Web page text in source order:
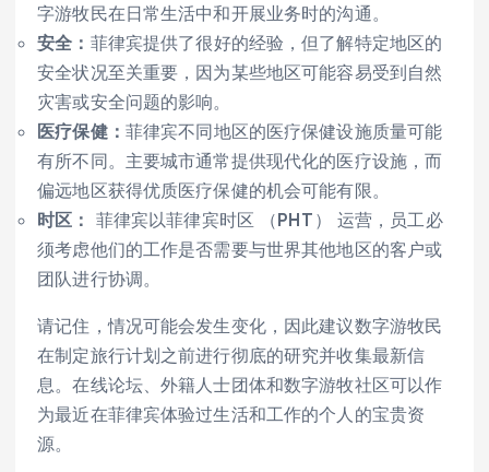
字游牧民在日常生活中和开展业务时的沟通。
安全： 菲律宾提供了很好的经验，但了解特定地区的
安全状况至关重要，因为某些地区可能容易受到自然
灾害或安全问题的影响。
医疗保健： 菲律宾不同地区的医疗保健设施质量可能
有所不同。主要城市通常提供现代化的医疗设施，而
偏远地区获得优质医疗保健的机会可能有限。
时区： 菲律宾以菲律宾时区 （PHT） 运营，员工必
须考虑他们的工作是否需要与世界其他地区的客户或
团队进行协调。
请记住，情况可能会发生变化，因此建议数字游牧民
在制定旅行计划之前进行彻底的研究并收集最新信
息。在线论坛、外籍人士团体和数字游牧社区可以作
为最近在菲律宾体验过生活和工作的个人的宝贵资
源。